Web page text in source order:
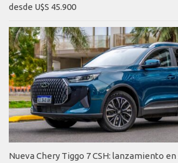
desde U$S 45.900
Nueva Chery Tiggo 7 CSH: lanzamiento